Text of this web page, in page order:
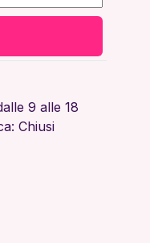
9 alle 18
Chiusi